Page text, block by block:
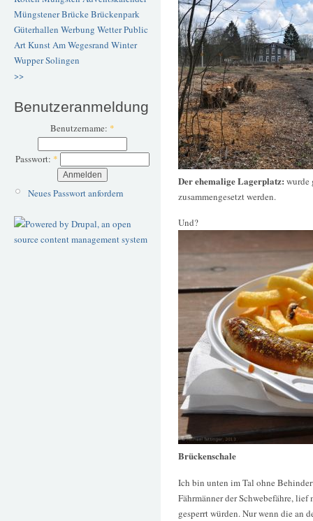
Müngstener BrückeBrückenpark
Güterhallen Werbung WetterPublic
ArtKunstAm Wegesrand Winter
WupperSolingen
>>
Benutzeranmeldung
Benutzername: *
Passwort: *
Neues Passwort anfordern
Der ehemalige Lagerplatz: wurde
zusammengesetzt werden.
Und?
Brückenschale
Ich bin unten im Tal ohne
Fährmänner der Schwebefähre, lief
gesperrt würden. Nur wenn die an